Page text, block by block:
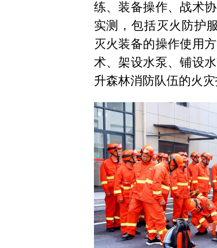
练、装备操作、战术
实测，包括灭火防护
灭火装备的操作使用
术、架设水泵、铺设
升森林消防队伍的火